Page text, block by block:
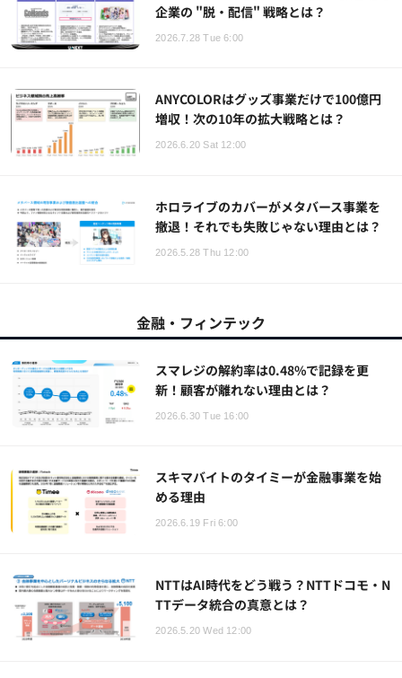
企業の "脱・配信" 戦略とは？
2026.7.28 Tue 6:00
ANYCOLORはグッズ事業だけで100億円
増収！次の10年の拡大戦略とは？
2026.6.20 Sat 12:00
ホロライブのカバーがメタバース事業を
撤退！それでも失敗じゃない理由とは？
2026.5.28 Thu 12:00
金融・フィンテック
スマレジの解約率は0.48%で記録を更
新！顧客が離れない理由とは？
2026.6.30 Tue 16:00
スキマバイトのタイミーが金融事業を始
める理由
2026.6.19 Fri 6:00
NTTはAI時代をどう戦う？NTTドコモ・N
TTデータ統合の真意とは？
2026.5.20 Wed 12:00